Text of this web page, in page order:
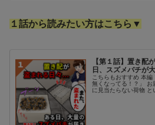
１話から読みたい方はこちら▼
【第１話】置き配
日、スズメバチが
こちらもおすすめ 本
無くなってる！？」 お
に見当たらない荷物 と